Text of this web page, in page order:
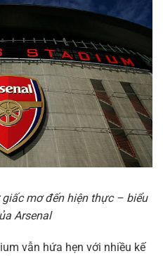
mơ đến hiện thực – biểu
Arsenal
vẫn hứa hẹn với nhiều kế